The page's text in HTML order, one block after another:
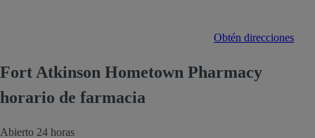
Obtén direcciones
Fort Atkinson Hometown Pharmacy
horario de farmacia
Abierto 24 horas